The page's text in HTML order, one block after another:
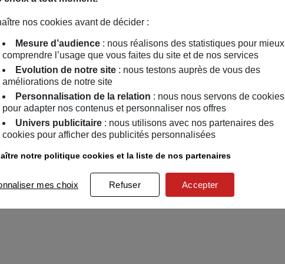
nos cookies avant de décider :
Mesure d’audience : nous réalisons des statistiques pour mieux
comprendre l’usage que vous faites du site et de nos services
Evolution de notre site : nous testons auprès de vous des
améliorations de notre site
Personnalisation de la relation : nous nous servons de cookies
pour adapter nos contenus et personnaliser nos offres
Univers publicitaire : nous utilisons avec nos partenaires des
cookies pour afficher des publicités personnalisées
notre politique cookies et la liste de nos partenaires
mes choix Refuser Accepter